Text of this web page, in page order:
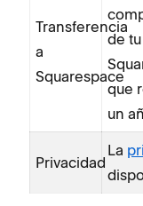
Transferencia
a
Squarespace
de
que
un
Privacidad
La